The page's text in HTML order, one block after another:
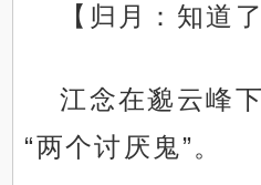
【归月：知道
江念在邈云峰
“两个讨厌鬼”。